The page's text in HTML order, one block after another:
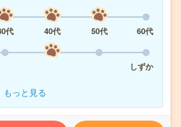
代 40代 50代
60代
しずか
もっと見る